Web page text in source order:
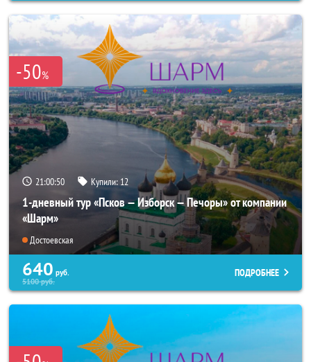
-50%
21:00:49 Купили: 12
1-дневный тур «Псков — Изборск — Печоры» от компании
«Шарм»
Достоевская
640 руб.
5100руб.
ПОДРОБНЕЕ